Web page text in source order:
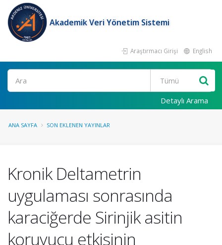
Akademik Veri Yönetim Sistemi
Araştırmacı Girişi English
Ara
Detaylı Arama
ANA SAYFA SON EKLENEN YAYINLAR
Kronik Deltametrin
uygulaması sonrasında
karaciğerde Sirinjik asitin
koruyucu etkisinin